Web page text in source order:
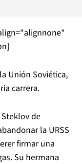
Unión Soviética,
carrera.
de
la URSS
firmar una
Su hermana